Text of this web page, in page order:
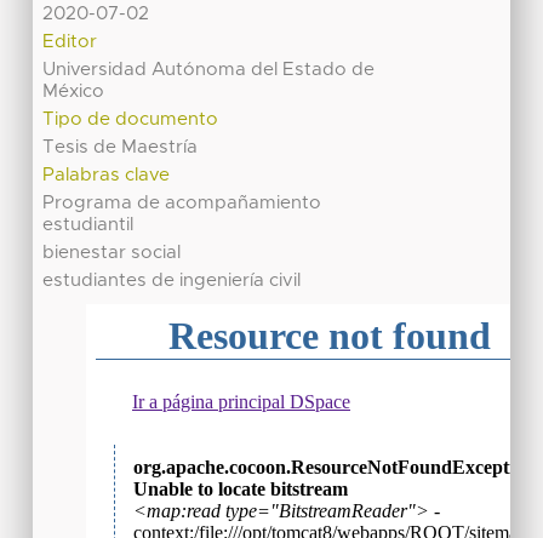
2020-07-02
Editor
Universidad Autónoma del Estado de
México
Tipo de documento
Tesis de Maestría
Palabras clave
Programa de acompañamiento
estudiantil
bienestar social
estudiantes de ingeniería civil